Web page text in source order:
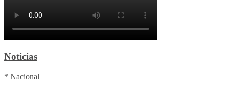
Noticias
* Nacional